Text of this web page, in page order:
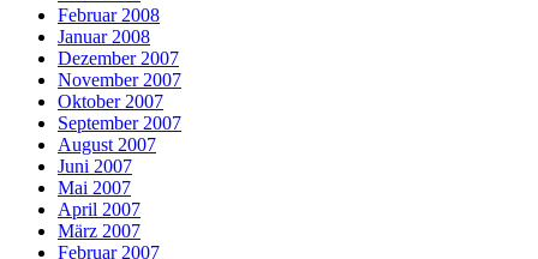
Februar 2008
Januar 2008
Dezember 2007
November 2007
Oktober 2007
September 2007
August 2007
Juni 2007
Mai 2007
April 2007
März 2007
Februar 2007